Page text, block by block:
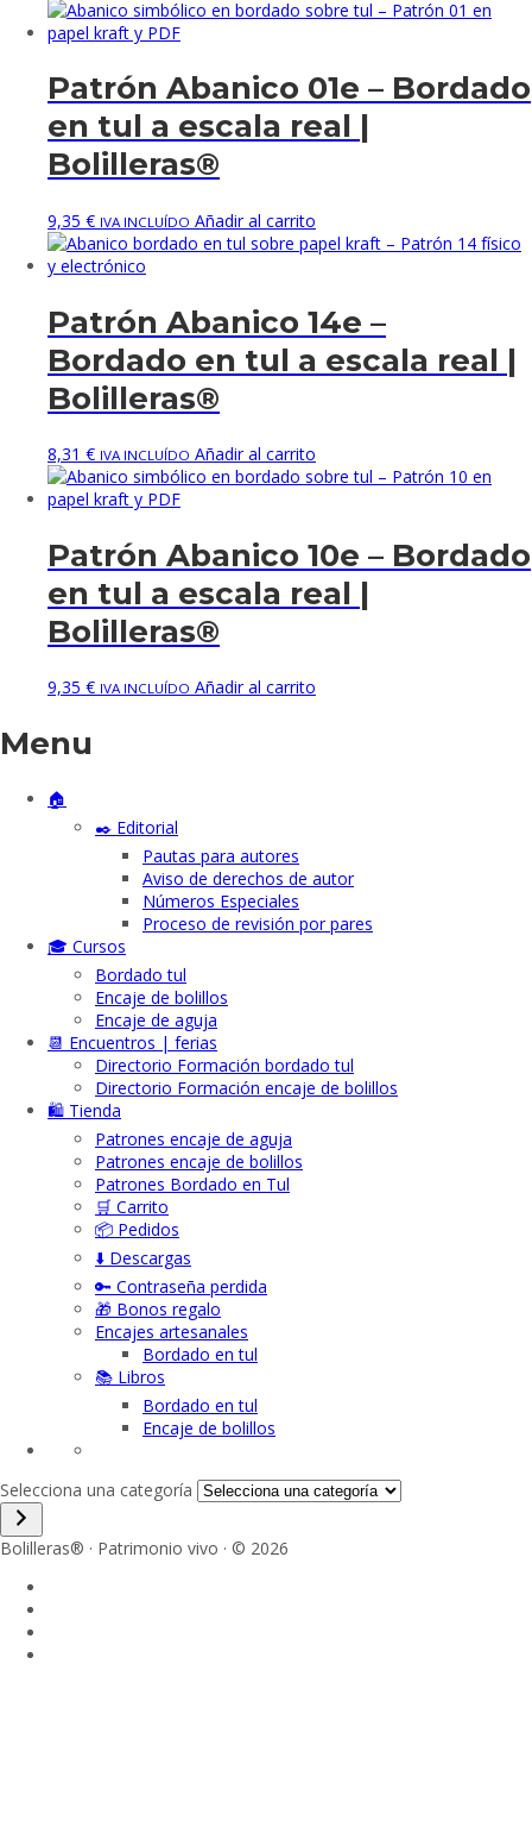
Patrón Abanico 01e – Bordado
en tul a escala real |
Bolilleras®
9,35 € IVA INCLUÍDO Añadir al carrito
Patrón Abanico 14e –
Bordado en tul a escala real |
Bolilleras®
8,31 € IVA INCLUÍDO Añadir al carrito
Patrón Abanico 10e – Bordado
en tul a escala real |
Bolilleras®
9,35 € IVA INCLUÍDO Añadir al carrito
Menu
🏠
✒️ Editorial
Pautas para autores
Aviso de derechos de autor
Números Especiales
Proceso de revisión por pares
🎓 Cursos
Bordado tul
Encaje de bolillos
Encaje de aguja
📆 Encuentros | ferias
Directorio Formación bordado tul
Directorio Formación encaje de bolillos
🛍️ Tienda
Patrones encaje de aguja
Patrones encaje de bolillos
Patrones Bordado en Tul
🛒 Carrito
📦 Pedidos
⬇️ Descargas
🔑 Contraseña perdida
🎁 Bonos regalo
Encajes artesanales
Bordado en tul
📚 Libros
Bordado en tul
Encaje de bolillos
Selecciona una categoría
Bolilleras® · Patrimonio vivo · © 2026